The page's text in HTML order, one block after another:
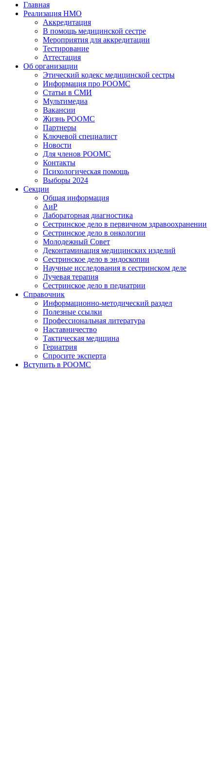
Главная
Реализация НМО
Аккредитация
В помощь медицинской сестре
Мероприятия для аккредитации
Тестирование
Аттестация
Об организации
Этический кодекс медицинской сестры
Информация про РООМС
Статьи в СМИ
Мультимедиа
Вакансии
Жизнь РООМС
Партнеры
Ключевой специалист
Новости
Для членов РООМС
Контакты
Психологическая помощь
Выборы 2024
Секции
Общая информация
АиР
Лабораторная диагностика
Сестринское дело в первичном здравоохранении
Сестринское дело в онкологии
Молодежный Совет
Деконтаминация медицинских изделий
Сестринское дело в эндоскопии
Научные исследования в сестринском деле
Лучевая терапия
Сестринское дело в педиатрии
Справочник
Информационно-методический раздел
Полезные ссылки
Профессиональная литература
Наставничество
Тактическая медицина
Гериатрия
Спросите эксперта
Вступить в РООМС